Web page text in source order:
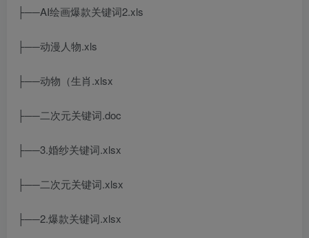
├──AI绘画爆款关键词2.xls
├──动漫人物.xls
├──动物（生肖.xlsx
├──二次元关键词.doc
├──3.婚纱关键词.xlsx
├──二次元关键词.xlsx
├──2.爆款关键词.xlsx